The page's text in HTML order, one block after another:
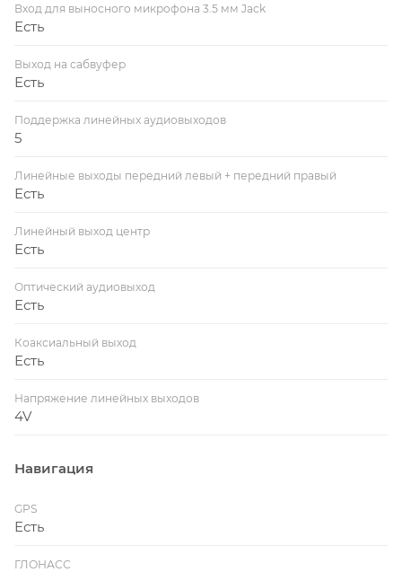
Вход для выносного микрофона 3.5 мм Jack
Есть
Выход на сабвуфер
Есть
Поддержка линейных аудиовыходов
5
Линейные выходы передний левый + передний правый
Есть
Линейный выход центр
Есть
Оптический аудиовыход
Есть
Коаксиальный выход
Есть
Напряжение линейных выходов
4V
Навигация
GPS
Есть
ГЛОНАСС